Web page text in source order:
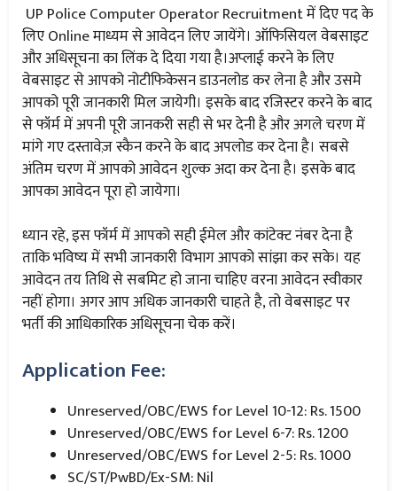
UP Police Computer Operator Recruitment में दिए पद के
लिए Online माध्यम से आवेदन लिए जायेंगे। ऑफिसियल वेबसाइट
और अधिसूचना का लिंक दे दिया गया है।अप्लाई करने के लिए
वेबसाइट से आपको नोटीफिकेसन डाउनलोड कर लेना है और उसमे
आपको पूरी जानकारी मिल जायेगी। इसके बाद रजिस्टर करने के बाद
से फॉर्म में अपनी पूरी जानकरी सही से भर देनी है और अगले चरण में
मांगे गए दस्तावेज़ स्कैन करने के बाद अपलोड कर देना है। सबसे
अंतिम चरण में आपको आवेदन शुल्क अदा कर देना है। इसके बाद
आपका आवेदन पूरा हो जायेगा।
ध्यान रहे, इस फॉर्म में आपको सही ईमेल और कांटेक्ट नंबर देना है
ताकि भविष्य में सभी जानकारी विभाग आपको सांझा कर सके। यह
आवेदन तय तिथि से सबमिट हो जाना चाहिए वरना आवेदन स्वीकार
नहीं होगा। अगर आप अधिक जानकारी चाहते है, तो वेबसाइट पर
भर्ती की आधिकारिक अधिसूचना चेक करें।
Application Fee:
Unreserved/OBC/EWS for Level 10-12: Rs. 1500
Unreserved/OBC/EWS for Level 6-7: Rs. 1200
Unreserved/OBC/EWS for Level 2-5: Rs. 1000
SC/ST/PwBD/Ex-SM: Nil